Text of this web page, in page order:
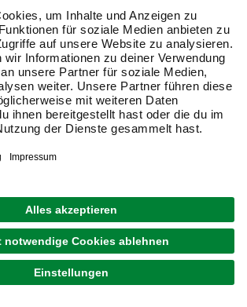
schickem Design und hochwertigen
Edelstahl. Das heißt: Du
ganz gezielt zur Fassade des
Deinem persönlichen Geschmack
sein. Ein Briefkasten befindet sich
im Eingangsbereich, in
gibt es Briefkastenanlagen mit den
Fächern. Ist der Weg vom
Haustürlänger als acht Meter, müssen